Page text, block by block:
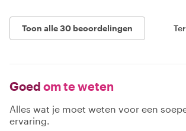
Toon alle 30 beoordelingen
Goed om te weten
Alles wat je moet weten voor een
ervaring.